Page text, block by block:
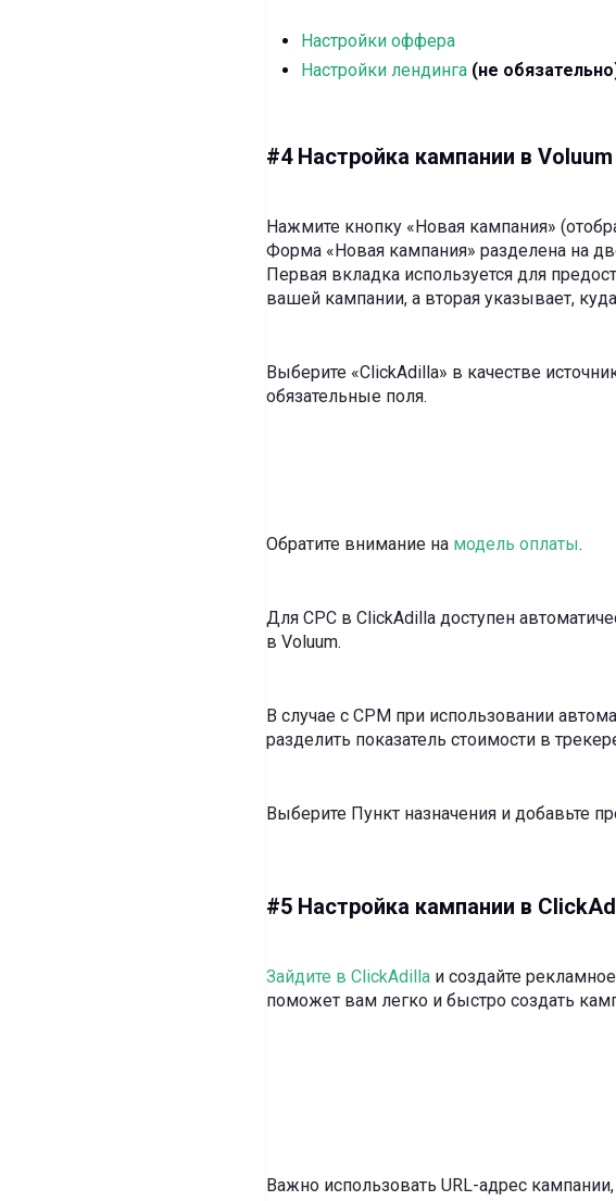
Настройки оффера
Настройки лендинга (не
#4 Настройка кампании в Voluum
Нажмите кнопку «Новая кампания»
Форма «Новая кампания» разделена на
Первая вкладка используется для
вашей кампании, а вторая указывает,
Выберите «ClickAdilla» в качестве
обязательные поля.
Обратите внимание на модель оплаты.
Для CPC в ClickAdilla доступен
в Voluum.
В случае с CPM при использовании
разделить показатель стоимости в
Выберите Пункт назначения и добавьте
#5 Настройка кампании в
Зайдите в ClickAdilla и создайте
поможет вам легко и быстро создать
Важно использовать URL-адрес